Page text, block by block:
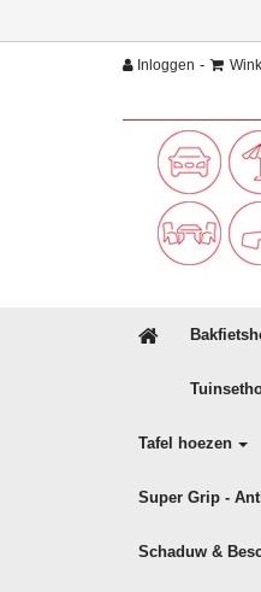
Inloggen -
Tafel hoezen
Super Grip -
Schaduw &